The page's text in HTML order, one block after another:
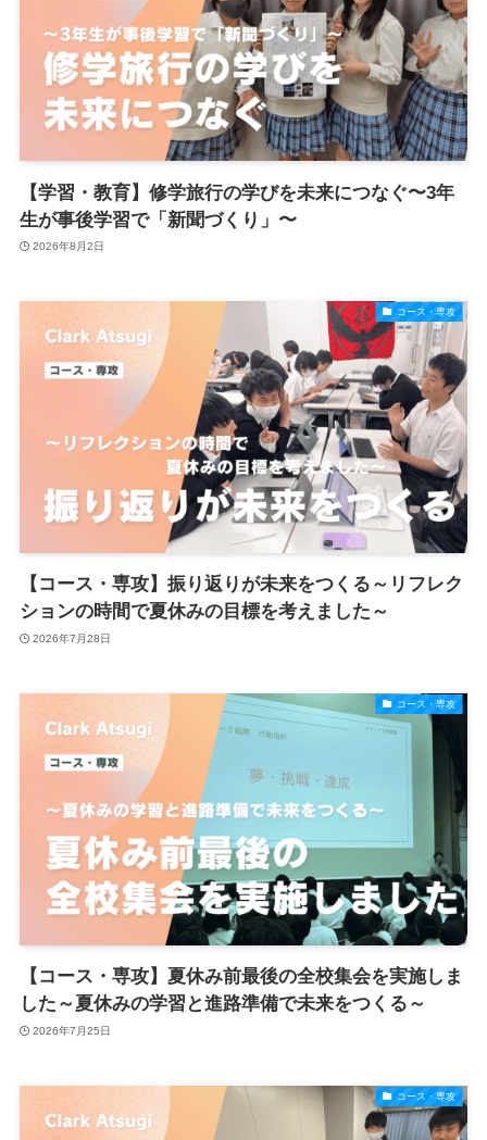
【学習・教育】修学旅行の学びを未来につなぐ〜3年
生が事後学習で「新聞づくり」〜
2026年8月2日
コース・専攻
【コース・専攻】振り返りが未来をつくる～リフレク
ションの時間で夏休みの目標を考えました～
2026年7月28日
コース・専攻
【コース・専攻】夏休み前最後の全校集会を実施しま
した～夏休みの学習と進路準備で未来をつくる～
2026年7月25日
コース・専攻